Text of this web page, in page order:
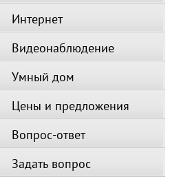
Интернет
Видеонаблюдение
Умный дом
Цены и предложения
Вопрос-ответ
Задать вопрос